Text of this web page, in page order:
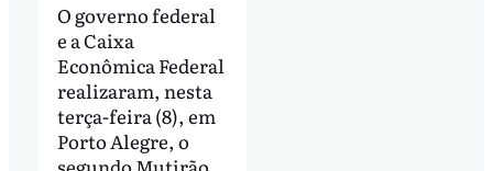
O governo federal
e a Caixa
Econômica Federal
realizaram, nesta
terça-feira (8), em
Porto Alegre, o